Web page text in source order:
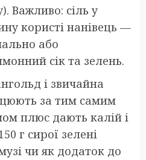
Важливо: сіль у
користі нанівець —
або
сік та зелень.
і звичайна
за тим самим
плюс дають калій і
г сирої зелені
чи як додаток до